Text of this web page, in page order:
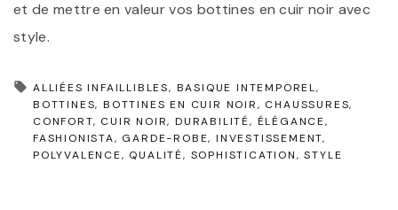
et de mettre en valeur vos bottines en cuir noir avec
style.
ALLIÉES INFAILLIBLES BASIQUE INTEMPOREL
BOTTINES BOTTINES EN CUIR NOIR
CHAUSSURES
CONFORT
CUIR NOIR DURABILITÉ ÉLÉGANCE
FASHIONISTA
GARDE-ROBE INVESTISSEMENT
POLYVALENCE
QUALITÉ SOPHISTICATION STYLE